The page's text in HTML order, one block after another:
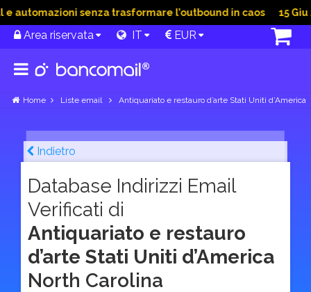
senza trasformare l’outbound in caos 15 Giu
Area riservata IT EUR
Home Liste email Antiquariato e restauro d’arte Stati Uniti d’America
Indietro
Database Indirizzi Email
Verificati di
Antiquariato e restauro
d’arte Stati Uniti d’America
North Carolina